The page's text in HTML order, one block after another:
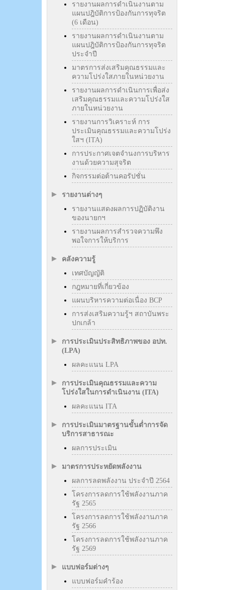
รายงานผลการดำเนินงานตาม
แผนปฎิบัติการป้องกันการทุจริต
(6 เดือน)
รายงานผลการดำเนินงานตาม
แผนปฎิบัติการป้องกันการทุจริต
ประจำปี
มาตรการส่งเสริมคุณธรรมและ
ความโปร่งใสภายในหน่วยงาน
รายงานผลการดำเนินการเพื่อส่ง
เสริมคุณธรรมและความโปร่งใส
ภายในหน่วยงาน
รายงานการวิเคราะห์ การ
ประเมินคุณธรรมและความโปร่ง
ใสฯ (ITA)
การประกาศเจตจำนงการบริหาร
งานด้วยความสุจริต
กิจกรรมต่อต้านคอรัปชั่น
รายงานต่างๆ
รายงานแสดงผลการปฏิบัติงาน
ของนายกฯ
รายงานผลการสำรวจความพึง
พอใจการให้บริการ
คลังความรู้
เทศบัญญัติ
กฎหมายที่เกี่ยวข้อง
แผนบริหารความต่อเนื่อง BCP
การส่งเสริมความรู้ฯ สถาบันพระ
ปกเกล้า
การประเมินประสิทธิภาพของ อปท.
(LPA)
ผลคะแนน LPA
การประเมินคุณธรรมและความ
โปร่งใสในการดำเนินงาน (ITA)
ผลคะแนน ITA
การประเมินมาตรฐานขั้นต่ำการจัด
บริการสาธารณะ
ผลการประเมิน
มาตรการประหยัดพลังงาน
ผลการลดพลังงาน ประจำปี 2564
โครงการลดการใช้พลังงานภาค
รัฐ 2565
โครงการลดการใช้พลังงานภาค
รัฐ 2566
โครงการลดการใช้พลังงานภาค
รัฐ 2569
แบบฟอร์มต่างๆ
แบบฟอร์มคำร้อง